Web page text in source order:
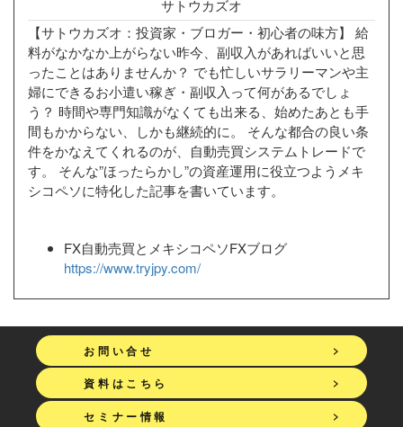
サトウカズオ
【サトウカズオ：投資家・ブロガー・初心者の味方】 給
料がなかなか上がらない昨今、副収入があればいいと思
ったことはありませんか？ でも忙しいサラリーマンや主
婦にできるお小遣い稼ぎ・副収入って何があるでしょ
う？ 時間や専門知識がなくても出来る、始めたあとも手
間もかからない、しかも継続的に。 そんな都合の良い条
件をかなえてくれるのが、自動売買システムトレードで
す。 そんな”ほったらかし”の資産運用に役立つようメキ
シコペソに特化した記事を書いています。
FX自動売買とメキシコペソFXブログ
https://www.tryjpy.com/
>
お問い合せ
>
資料はこちら
>
セミナー情報